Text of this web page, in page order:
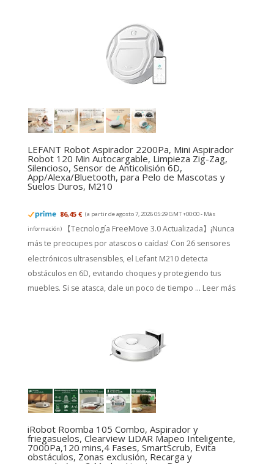
LEFANT Robot Aspirador 2200Pa, Mini Aspirador
Robot 120 Min Autocargable, Limpieza Zig-Zag,
Silencioso, Sensor de Anticolisión 6D,
App/Alexa/Bluetooth, para Pelo de Mascotas y
Suelos Duros, M210
86,45 € (a partir de agosto 7, 2026 05:29 GMT +00:00 - Más
información)
【Tecnología FreeMove 3.0 Actualizada】¡Nunca
más te preocupes por atascos o caídas! Con 26 sensores
electrónicos ultrasensibles, el Lefant M210 detecta
obstáculos en 6D, evitando choques y protegiendo tus
muebles. Si se atasca, dale un poco de tiempo ... Leer más
iRobot Roomba 105 Combo, Aspirador y
friegasuelos, Clearview LiDAR Mapeo Inteligente,
7000Pa,120 mins,4 Fases, SmartScrub, Evita
obstáculos, Zonas exclusión, Recarga y